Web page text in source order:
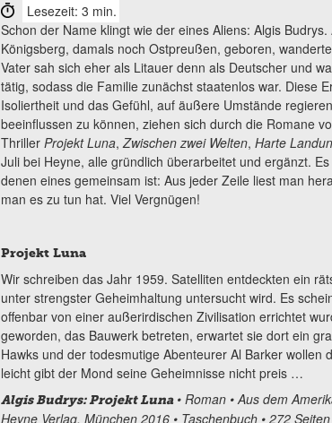
Lesezeit: 3 min.
Schon der Name klingt wie der eines Aliens: Algis
Königsberg, damals noch Ostpreußen, geboren,
Vater sah sich eher als Litauer denn als Deutscher und
tätig, sodass die Familie zunächst staatenlos war. Diese
Isoliertheit und das Gefühl, auf äußere Umstände
beeinflussen zu können, ziehen sich durch die Romane
Thriller Projekt Luna, Zwischen zwei Welten, Harte
Juli bei Heyne, alle gründlich überarbeitet und ergänzt.
denen eines gemeinsam ist: Aus jeder Zeile liest man
man es zu tun hat. Viel Vergnügen!
Projekt Luna
Wir schreiben das Jahr 1959. Satelliten entdeckten ein
unter strengster Geheimhaltung untersucht wird. Es
offenbar von einer außerirdischen Zivilisation errichtet
geworden, das Bauwerk betreten, erwartet sie dort ein
Hawks und der todesmutige Abenteurer Al Barker wollen
leicht gibt der Mond seine Geheimnisse nicht preis …
Algis Budrys: Projekt Luna • Roman • Aus dem
Heyne Verlag, München 2016 • Taschenbuch • 272 Seiten